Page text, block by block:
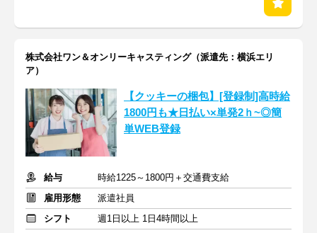
株式会社ワン＆オンリーキャスティング（派遣先：横浜エリ
ア）
【クッキーの梱包】[登録制]高時給
1800円も★日払い×単発2ｈ~◎簡
単WEB登録
給与
時給1225～1800円＋交通費支給
雇用形態
派遣社員
シフト
週1日以上 1日4時間以上